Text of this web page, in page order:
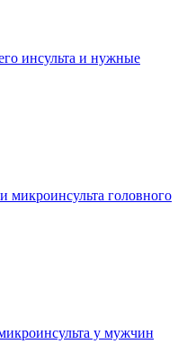
инсульта и нужные
микроинсульта головного
у мужчин